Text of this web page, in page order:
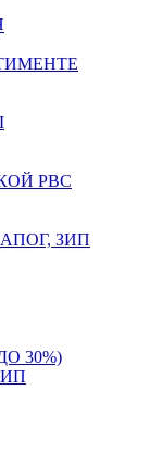
РВС
ЗИП
30%)